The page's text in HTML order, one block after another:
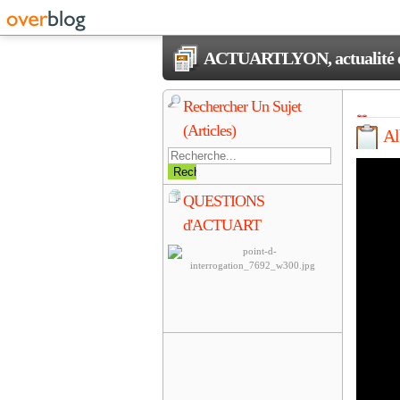
ACTUARTLYON,
Rechercher Un Sujet
(Articles)
QUESTIONS
d'ACTUART